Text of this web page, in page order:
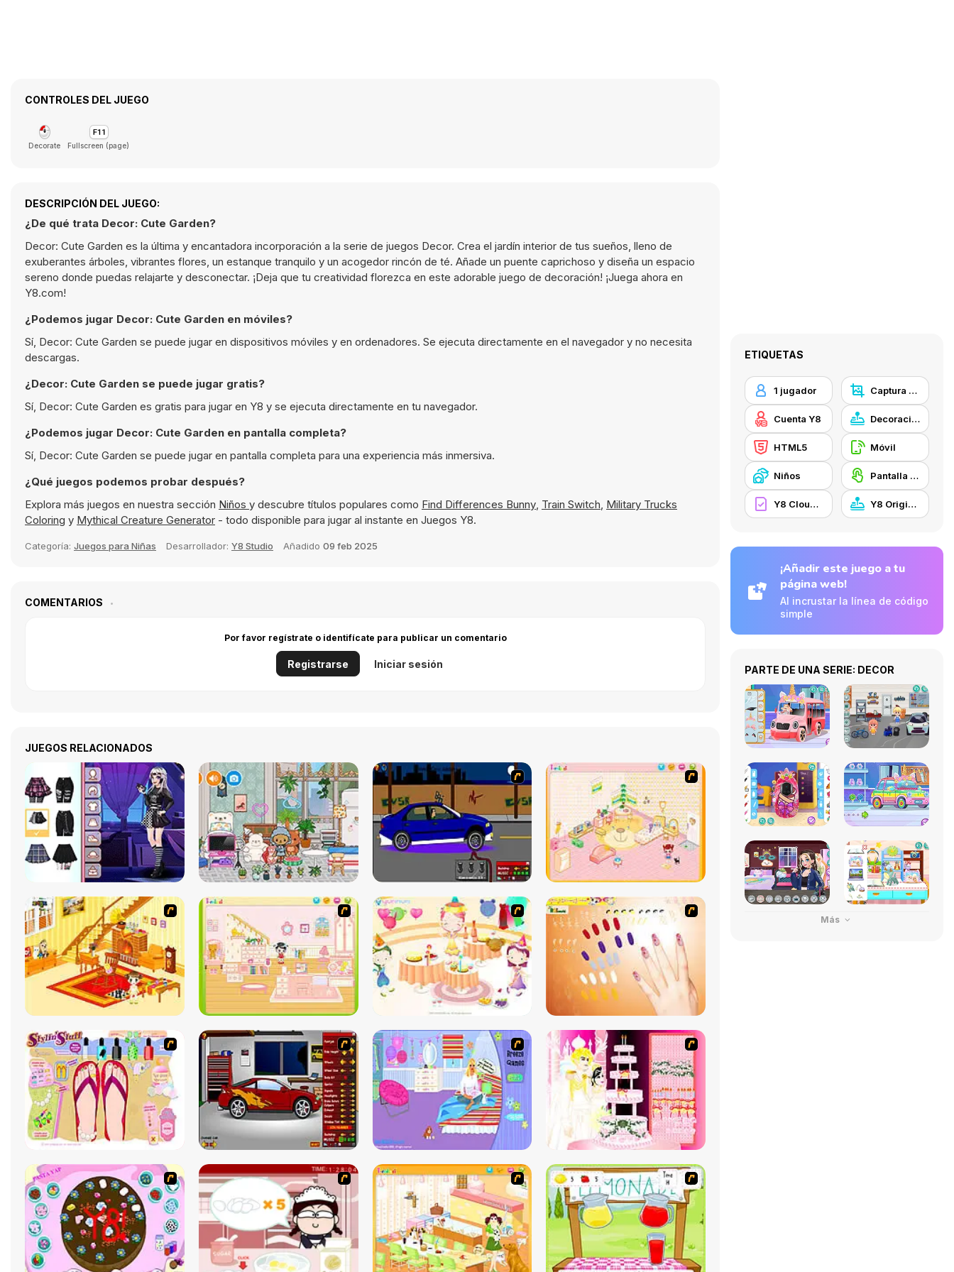
CONTROLES DEL JUEGO
Decorate Fullscreen (page)
DESCRIPCIÓN DEL JUEGO:
¿De qué trata Decor: Cute Garden?
Decor: Cute Garden es la última y encantadora incorporación a la serie de juegos Decor. Crea el jardín interior de tus sueños, lleno de
exuberantes árboles, vibrantes flores, un estanque tranquilo y un acogedor rincón de té. Añade un puente caprichoso y diseña un espacio
sereno donde puedas relajarte y desconectar. ¡Deja que tu creatividad florezca en este adorable juego de decoración! ¡Juega ahora en
Y8.com!
¿Podemos jugar Decor: Cute Garden en móviles?
Sí, Decor: Cute Garden se puede jugar en dispositivos móviles y en ordenadores. Se ejecuta directamente en el navegador y no necesita
descargas.
¿Decor: Cute Garden se puede jugar gratis?
Sí, Decor: Cute Garden es gratis para jugar en Y8 y se ejecuta directamente en tu navegador.
¿Podemos jugar Decor: Cute Garden en pantalla completa?
Sí, Decor: Cute Garden se puede jugar en pantalla completa para una experiencia más inmersiva.
¿Qué juegos podemos probar después?
Explora más juegos en nuestra sección Niños y descubre títulos populares como Find Differences Bunny, Train Switch, Military Trucks
Coloring y Mythical Creature Generator - todo disponible para jugar al instante en Juegos Y8.
Categoría: Juegos para Niñas Desarrollador: Y8 Studio Añadido 09 feb 2025
COMENTARIOS
Por favor regístrate o identifícate para publicar un comentario
Registrarse Iniciar sesión
JUEGOS RELACIONADOS
ETIQUETAS
1 jugador Captura de Pantalla Y8
Cuenta Y8 Decoración
HTML5 Móvil
Niños Pantalla táctil
Y8 Cloud Save Y8 Originals
¡Añadir este juego a tu
página web!
Al incrustar la línea de código
simple
PARTE DE UNA SERIE: DECOR
Más